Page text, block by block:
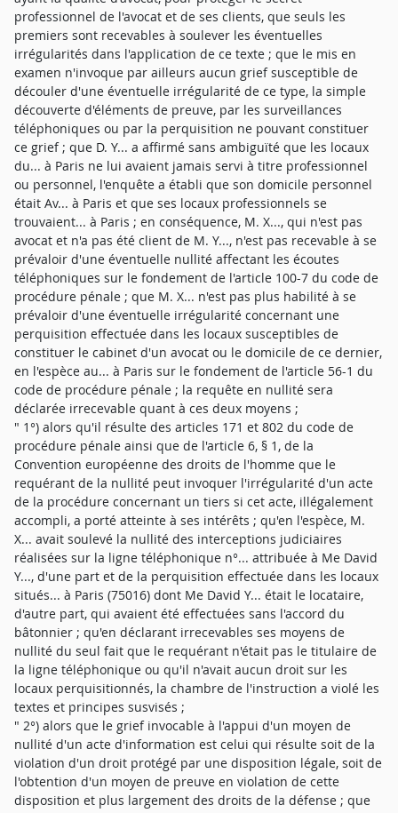
professionnel de l'avocat et de ses clients, que seuls les
premiers sont recevables à soulever les éventuelles
irrégularités dans l'application de ce texte ; que le mis en
examen n'invoque par ailleurs aucun grief susceptible de
découler d'une éventuelle irrégularité de ce type, la simple
découverte d'éléments de preuve, par les surveillances
téléphoniques ou par la perquisition ne pouvant constituer
ce grief ; que D. Y... a affirmé sans ambiguïté que les locaux
du... à Paris ne lui avaient jamais servi à titre professionnel
ou personnel, l'enquête a établi que son domicile personnel
était Av... à Paris et que ses locaux professionnels se
trouvaient... à Paris ; en conséquence, M. X..., qui n'est pas
avocat et n'a pas été client de M. Y..., n'est pas recevable à se
prévaloir d'une éventuelle nullité affectant les écoutes
téléphoniques sur le fondement de l'article 100-7 du code de
procédure pénale ; que M. X... n'est pas plus habilité à se
prévaloir d'une éventuelle irrégularité concernant une
perquisition effectuée dans les locaux susceptibles de
constituer le cabinet d'un avocat ou le domicile de ce dernier,
en l'espèce au... à Paris sur le fondement de l'article 56-1 du
code de procédure pénale ; la requête en nullité sera
déclarée irrecevable quant à ces deux moyens ;
" 1°) alors qu'il résulte des articles 171 et 802 du code de
procédure pénale ainsi que de l'article 6, § 1, de la
Convention européenne des droits de l'homme que le
requérant de la nullité peut invoquer l'irrégularité d'un acte
de la procédure concernant un tiers si cet acte, illégalement
accompli, a porté atteinte à ses intérêts ; qu'en l'espèce, M.
X... avait soulevé la nullité des interceptions judiciaires
réalisées sur la ligne téléphonique n°... attribuée à Me David
Y..., d'une part et de la perquisition effectuée dans les locaux
situés... à Paris (75016) dont Me David Y... était le locataire,
d'autre part, qui avaient été effectuées sans l'accord du
bâtonnier ; qu'en déclarant irrecevables ses moyens de
nullité du seul fait que le requérant n'était pas le titulaire de
la ligne téléphonique ou qu'il n'avait aucun droit sur les
locaux perquisitionnés, la chambre de l'instruction a violé les
textes et principes susvisés ;
" 2°) alors que le grief invocable à l'appui d'un moyen de
nullité d'un acte d'information est celui qui résulte soit de la
violation d'un droit protégé par une disposition légale, soit de
l'obtention d'un moyen de preuve en violation de cette
disposition et plus largement des droits de la défense ; que